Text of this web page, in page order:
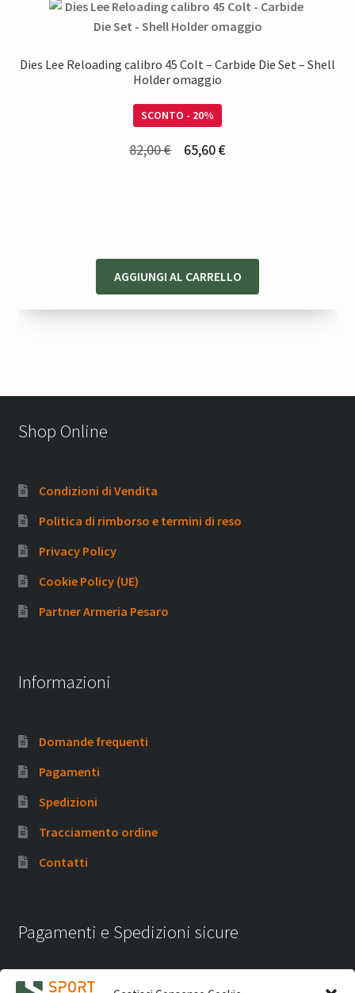
Dies Lee Reloading calibro 45 Colt – Carbide Die Set – Shell
Holder omaggio
SCONTO - 20%
82,00€ 65,60€Il
AGGIUNGI AL CARRELLO
Shop Online
Condizioni di Vendita
Politica di rimborso e termini di reso
Privacy Policy
Cookie Policy (UE)
Partner Armeria Pesaro
Informazioni
Domande frequenti
Pagamenti
Spedizioni
Tracciamento ordine
Contatti
Pagamenti e Spedizioni sicure